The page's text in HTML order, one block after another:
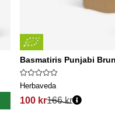
Basmatiris Punjabi
Herbaveda
100 kr166 kr